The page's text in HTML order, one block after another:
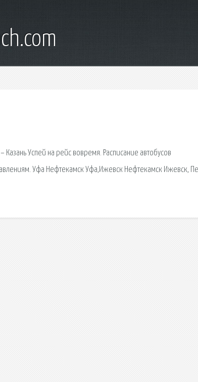
Успей на рейс вовремя. Расписание автобусов
Уфа Нефтекамск Уфа,Ижевск Нефтекамск Ижевск,